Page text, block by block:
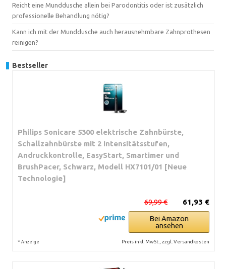
Reicht eine Munddusche allein bei Parodontitis oder ist zusätzlich
professionelle Behandlung nötig?
Kann ich mit der Munddusche auch herausnehmbare Zahnprothesen
reinigen?
Bestseller
Philips Sonicare 5300 elektrische Zahnbürste,
Schallzahnbürste mit 2 Intensitätsstufen,
Andruckkontrolle, EasyStart, Smartimer und
BrushPacer, Schwarz, Modell HX7101/01 [Neue
Technologie]
61,93 €
69,99 €
Bei Amazon
ansehen
* Anzeige Preis inkl. MwSt., zzgl. Versandkosten